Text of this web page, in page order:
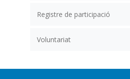
Registre de participació
Voluntariat